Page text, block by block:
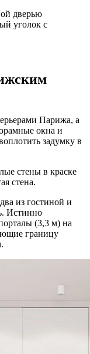
дверью
уголок с
Парижа, а
окна и
задумку в
стены в краске
стена.
из гостиной и
Истинно
(3,3 м) на
границу